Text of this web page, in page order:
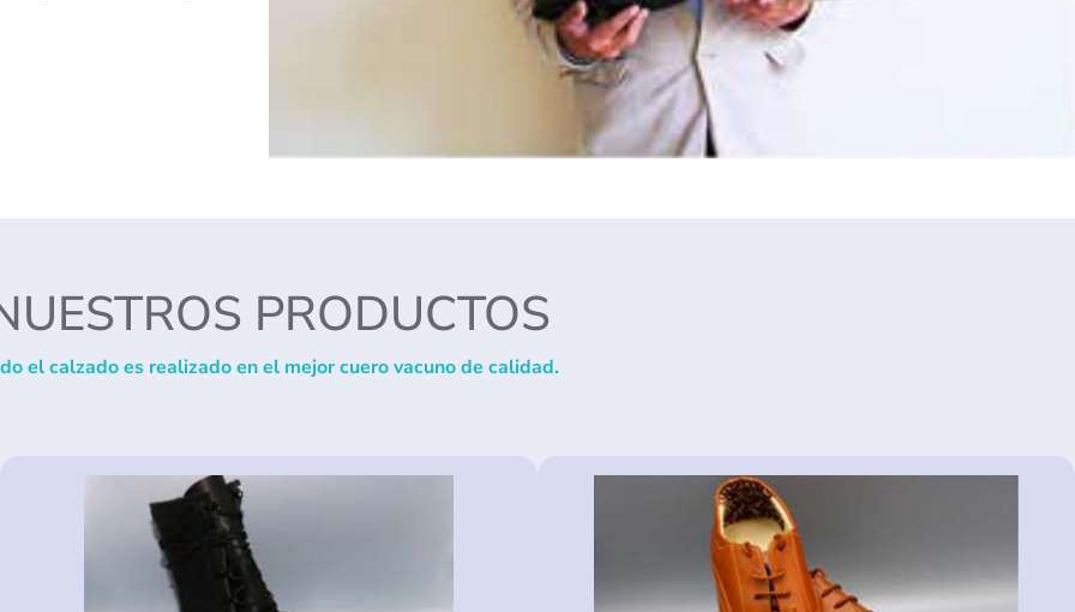
PRODUCTOS
el calzado es realizado en el mejor cuero vacuno de calidad.